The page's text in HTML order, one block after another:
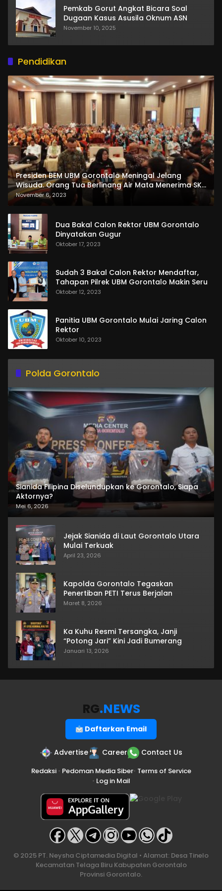
Pemkab Gorut Angkat Bicara Soal
Dugaan Kasus Asusila Oknum ASN
November 10, 2025
Pendidikan
Presiden BEM UBM Gorontalo Meningal Jelang
Wisuda. Orang Tua Berlinang Air Mata Menerima SKL
dan Pemasangan Salempang
November 6, 2023
Dua Bakal Calon Rektor UBM Gorontalo
Dinyatakan Gugur
Oktober 17, 2023
Sudah 3 Bakal Calon Rektor Mendaftar,
Tahapan Pilrek UBM Gorontalo Makin Seru
Oktober 12, 2023
Panitia UBM Gorontalo Mulai Jaring Calon
Rektor
Oktober 10, 2023
Polda Gorontalo
Sianida Filipina Diselundupkan ke Gorontalo, Siapa
Aktornya?
Mei 6, 2026
Jejak Sianida di Laut Gorontalo Utara
Mulai Terkuak
April 23, 2026
Kapolda Gorontalo Tegaskan
Penertiban PETI Terus Berjalan
Maret 8, 2026
Ka Kuhu Resmi Tersangka, Janji
“Potong Jari” Kini Jadi Bumerang
Januari 13, 2026
RG.NEWS
Daftarkan Email
Advertise Career Contact Us
Redaksi• Pedoman Media Siber• Terms of Service
• Log in Mail
© 2025 PT. Neysha Ciptamedia Digital • Alamat: Desa Tinelo
Kecamatan Telaga Biru Kabupaten Gorontalo
Provinsi Gorontalo.